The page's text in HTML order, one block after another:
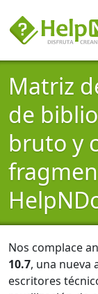
Matriz
de
bruto y
Nos complace
10.7, una nueva
escritores